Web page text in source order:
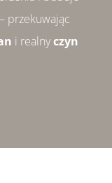
– przekuwając
i realnyczyn